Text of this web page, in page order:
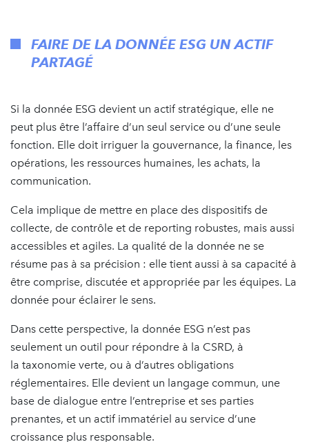
FAIRE DE LA DONNÉE ESG UN ACTIF
PARTAGÉ
Si la donnée ESG devient un actif stratégique, elle ne
peut plus être l’affaire d’un seul service ou d’une seule
fonction. Elle doit irriguer la gouvernance, la finance, les
opérations, les ressources humaines, les achats, la
communication.​
Cela implique de mettre en place des dispositifs de
collecte, de contrôle et de reporting robustes, mais aussi
accessibles et agiles. La qualité de la donnée ne se
résume pas à sa précision : elle tient aussi à sa capacité à
être comprise, discutée et appropriée par les équipes.​ La
donnée pour éclairer le sens.
Dans cette perspective, la donnée ESG n’est pas
seulement un outil pour répondre à la CSRD, à
la taxonomie verte, ou à d’autres obligations
réglementaires. Elle devient un langage commun, une
base de dialogue entre l’entreprise et ses parties
prenantes, et un actif immatériel au service d’une
croissance plus responsable.